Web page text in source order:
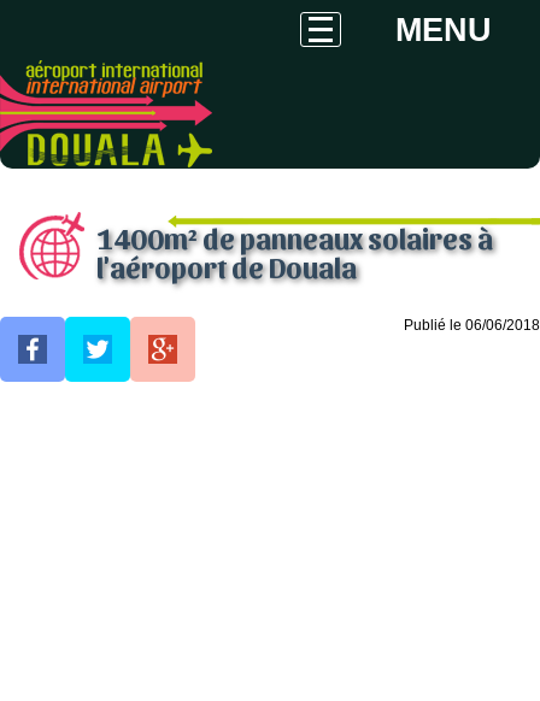
MENU
1400m² de panneaux solaires à
l'aéroport de Douala
Publié le 06/06/2018